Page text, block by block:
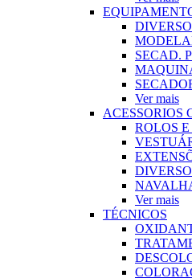
SECAD.
Ver mais
ACESSORIOS
ROLOS
Ver mais
TÉCNICOS